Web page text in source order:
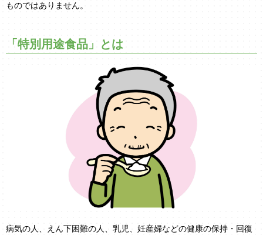
ものではありません。
「特別用途食品」とは
病気の人、えん下困難の人、乳児、妊産婦などの健康の保持・回復